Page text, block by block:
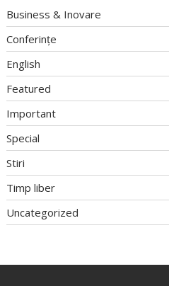
Business & Inovare
Conferințe
English
Featured
Important
Special
Stiri
Timp liber
Uncategorized